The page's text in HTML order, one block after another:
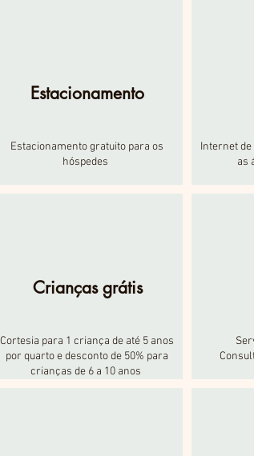
Estacionamento
Estacionamento gratuito para os
hóspedes
Crianças grátis
Cortesia para 1 criança de até 5 anos
por quarto e desconto de 50% para
crianças de 6 a 10 anos
Internet
as